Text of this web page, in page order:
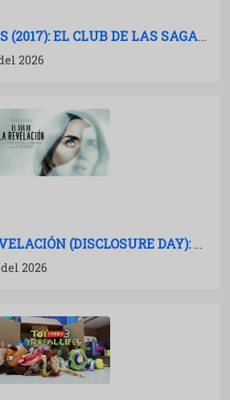
POWER RANGERS (2017): EL CLUB DE LAS SAGAS MUERTAS
2026
EL DÍA DE LA REVELACIÓN (DISCLOSURE DAY): CRÍTICA Y ANÁLISIS
2026